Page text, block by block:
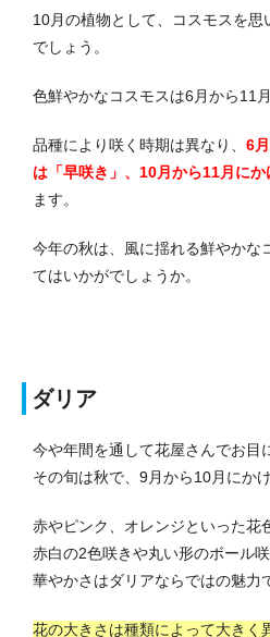
10月の植物として、コスモスを
でしょう。
色鮮やかなコスモスは6月から11
品種により咲く時期は異なり、 6
は「早咲き」、10月から11月にか
ます。
今年の秋は、風に揺れる鮮やかな
てはいかがでしょうか。
ダリア
今や年間を通して花屋さんでお目
その旬は秋で、9月から10月にか
赤やピンク、オレンジといった花
赤白の2色咲きや丸い形のボール
華やかさはダリアならではの魅力
花の大きさは種類によって大きく